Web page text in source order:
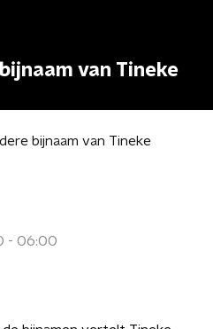
van Tineke
bijnaam van Tineke
- 06:00